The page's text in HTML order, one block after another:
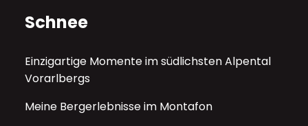
Schnee
Einzigartige Momente im südlichsten Alpental
Vorarlbergs
Meine Bergerlebnisse im Montafon